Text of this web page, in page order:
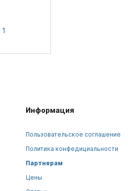
1
Информация
Пользовательское соглашение
Политика конфедициальности
Партнерам
Цены